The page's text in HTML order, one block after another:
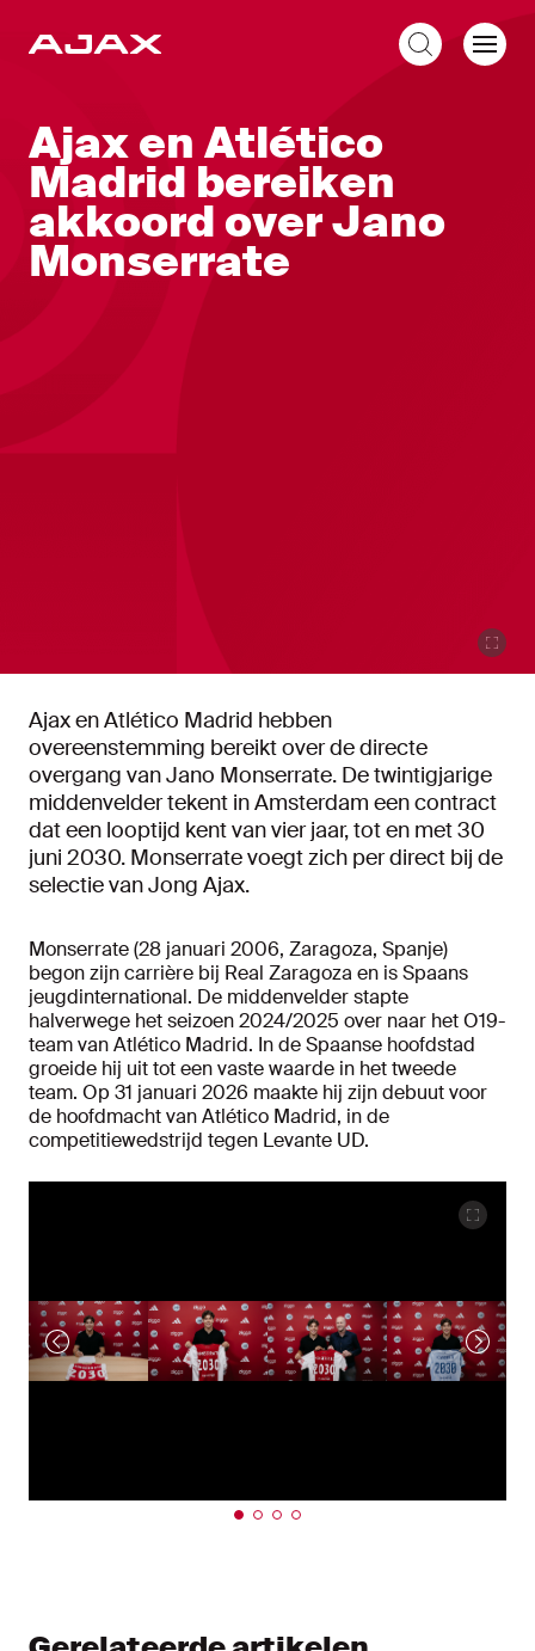
Ajax en Atlético
Madrid bereiken
akkoord over Jano
Monserrate
Ajax en Atlético Madrid hebben
overeenstemming bereikt over de directe
overgang van Jano Monserrate. De twintigjarige
middenvelder tekent in Amsterdam een contract
dat een looptijd kent van vier jaar, tot en met 30
juni 2030. Monserrate voegt zich per direct bij de
selectie van Jong Ajax.
Monserrate (28 januari 2006, Zaragoza, Spanje)
begon zijn carrière bij Real Zaragoza en is Spaans
jeugdinternational. De middenvelder stapte
halverwege het seizoen 2024/2025 over naar het O19-
team van Atlético Madrid. In de Spaanse hoofdstad
groeide hij uit tot een vaste waarde in het tweede
team. Op 31 januari 2026 maakte hij zijn debuut voor
de hoofdmacht van Atlético Madrid, in de
competitiewedstrijd tegen Levante UD.